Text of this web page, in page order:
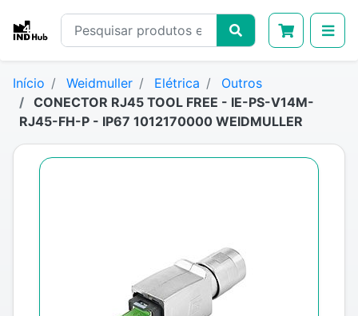
Início Weidmuller Elétrica
Outros
CONECTOR RJ45 TOOL FREE - IE-PS-V14M-
RJ45-FH-P - IP67 1012170000 WEIDMULLER